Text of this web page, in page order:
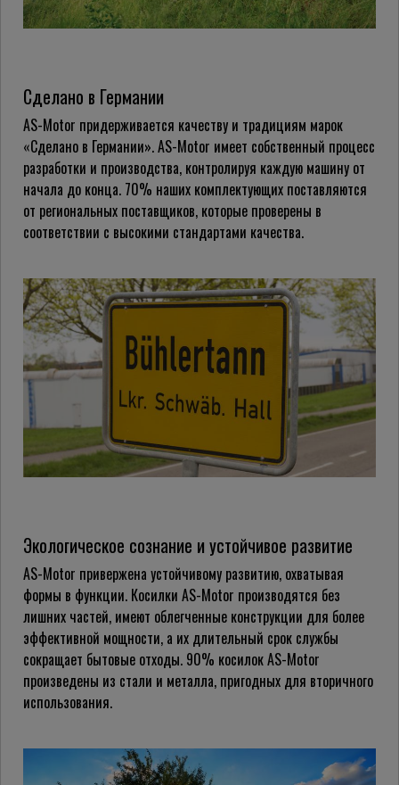
Сделано в Германии
AS-Motor придерживается качеству и традициям марок
«Сделано в Германии». AS-Motor имеет собственный процесс
разработки и производства, контролируя каждую машину от
начала до конца. 70% наших комплектующих поставляются
от региональных поставщиков, которые проверены в
соответствии с высокими стандартами качества.
Экологическое сознание и устойчивое развитие
AS-Motor привержена устойчивому развитию, охватывая
формы в функции. Косилки AS-Motor производятся без
лишних частей, имеют облегченные конструкции для более
эффективной мощности, а их длительный срок службы
сокращает бытовые отходы. 90% косилок AS-Motor
произведены из стали и металла, пригодных для вторичного
использования.